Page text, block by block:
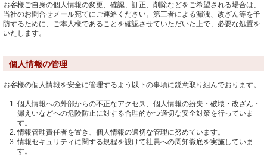
お客様ご自身の個人情報の変更、確認、訂正、削除などをご希望される場合は、
当社のお問合せメール宛てにご連絡ください。第三者による漏洩、改ざん等を予
防するために、ご本人様であることを確認させていただいた上で、必要な処置を
いたします。
個人情報の管理
お客様の個人情報を安全に管理するよう以下の事項に鋭意取り組んでおります。
個人情報への外部からの不正なアクセス、個人情報の紛失・破壊・改ざん・
漏えいなどへの危険防止に対する合理的かつ適切な安全対策を行っていま
す。
情報管理責任者を置き、個人情報の適切な管理に努めています。
情報セキュリティに関する規程を設けて社員への周知徹底を実施していま
す。